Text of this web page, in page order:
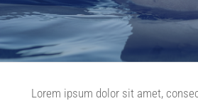
Lorem ipsum dolor sit amet,